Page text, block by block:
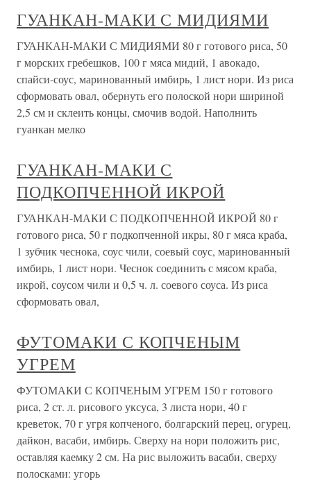
ГУАНКАН-МАКИ С МИДИЯМИ
ГУАНКАН-МАКИ С МИДИЯМИ 80 г готового риса, 50
г морских гребешков, 100 г мяса мидий, 1 авокадо,
спайси-соус, маринованный имбирь, 1 лист нори. Из риса
сформовать овал, обернуть его полоской нори шириной
2,5 см и склеить концы, смочив водой. Наполнить
гуанкан мелко
ГУАНКАН-МАКИ С
ПОДКОПЧЕННОЙ ИКРОЙ
ГУАНКАН-МАКИ С ПОДКОПЧЕННОЙ ИКРОЙ 80 г
готового риса, 50 г подкопченной икры, 80 г мяса краба,
1 зубчик чеснока, соус чили, соевый соус, маринованный
имбирь, 1 лист нори. Чеснок соединить с мясом краба,
икрой, соусом чили и 0,5 ч. л. соевого соуса. Из риса
сформовать овал,
ФУТОМАКИ С КОПЧЕНЫМ
УГРЕМ
ФУТОМАКИ С КОПЧЕНЫМ УГРЕМ 150 г готового
риса, 2 ст. л. рисового уксуса, 3 листа нори, 40 г
креветок, 70 г угря копченого, болгарский перец, огурец,
дайкон, васаби, имбирь. Сверху на нори положить рис,
оставляя каемку 2 см. На рис выложить васаби, сверху
полосками: угорь